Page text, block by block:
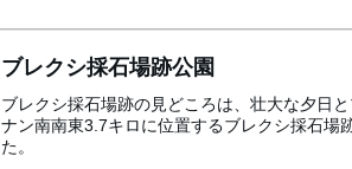
ブレクシ採石場跡公園
ブレクシ採石場跡の見どころは、壮大な夕日
ナン南南東3.7キロに位置するブレクシ採石場
た。